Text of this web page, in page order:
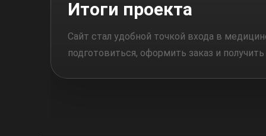
Итоги проекта
Сайт стал удобной точкой входа в
подготовиться, оформить заказ и получить